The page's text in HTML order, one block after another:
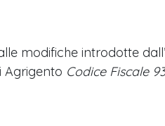
modifiche introdotte
Agrigento Codice Fiscale